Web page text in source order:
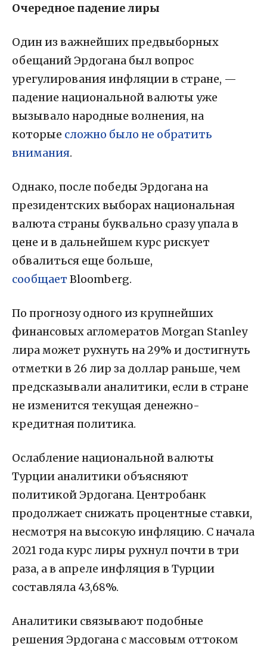
Очередное падение лиры
Один из важнейших предвыборных
обещаний Эрдогана был вопрос
урегулирования инфляции в стране, —
падение национальной валюты уже
вызывало народные волнения, на
которые сложно было не обратить
внимания.
Однако, после победы Эрдогана на
президентских выборах национальная
валюта страны буквально сразу упала в
цене и в дальнейшем курс рискует
обвалиться еще больше,
сообщает Bloomberg.
По прогнозу одного из крупнейших
финансовых агломератов Morgan Stanley
лира может рухнуть на 29% и достигнуть
отметки в 26 лир за доллар раньше, чем
предсказывали аналитики, если в стране
не изменится текущая денежно-
кредитная политика.
Ослабление национальной валюты
Турции аналитики объясняют
политикой Эрдогана. Центробанк
продолжает снижать процентные ставки,
несмотря на высокую инфляцию. С начала
2021 года курс лиры рухнул почти в три
раза, а в апреле инфляция в Турции
составляла 43,68%.
Аналитики связывают подобные
решения Эрдогана с массовым оттоком